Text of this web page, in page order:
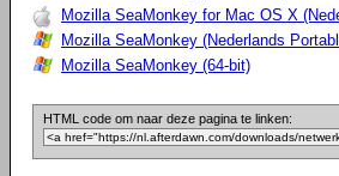
Mozilla SeaMonkey for Mac OS X
Mozilla SeaMonkey (Nederlands
Mozilla SeaMonkey (64-bit)
HTML code om naar deze pagina te linken: